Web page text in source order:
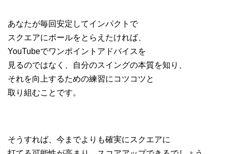
あなたが毎回安定してインパクトで
スクエアにボールをとらえたければ、
YouTubeでワンポイントアドバイスを
見るのではなく、自分のスイングの本質を知り、
それを向上するための練習にコツコツと
取り組むことです。
そうすれば、今までよりも確実にスクエアに